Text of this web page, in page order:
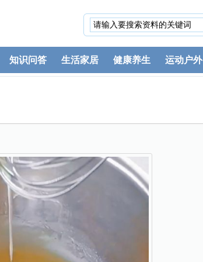
知识问答 生活家居 健康养生 运动户外